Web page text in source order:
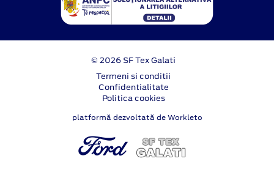
© 2026 SF Tex Galati
Termeni si conditii
Confidentialitate
Politica cookies
platformă dezvoltată de Workleto